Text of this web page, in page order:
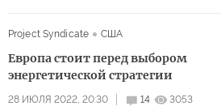
Project Syndicate
США
Европа стоит перед выбором
энергетической стратегии
28 ИЮЛЯ 2022, 20:30 14 3053